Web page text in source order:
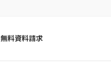
無料資料請求